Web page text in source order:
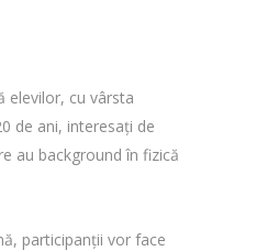
elevilor, cu vârsta
de ani, interesați de
au background în fizică
participanții vor face